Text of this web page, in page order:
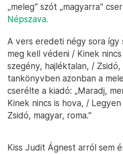
„meleg” szót „magyarra”
Népszava.
A vers eredeti négy sora így
meg kell védeni / Kinek
szegény, hajléktalan, / Zsidó,
tankönyvben azonban a
cserélte a kiadó: „Maradj,
Kinek nincs is hova, /
Zsidó, magyar, roma.”
Kiss Judit Ágnest arról sem